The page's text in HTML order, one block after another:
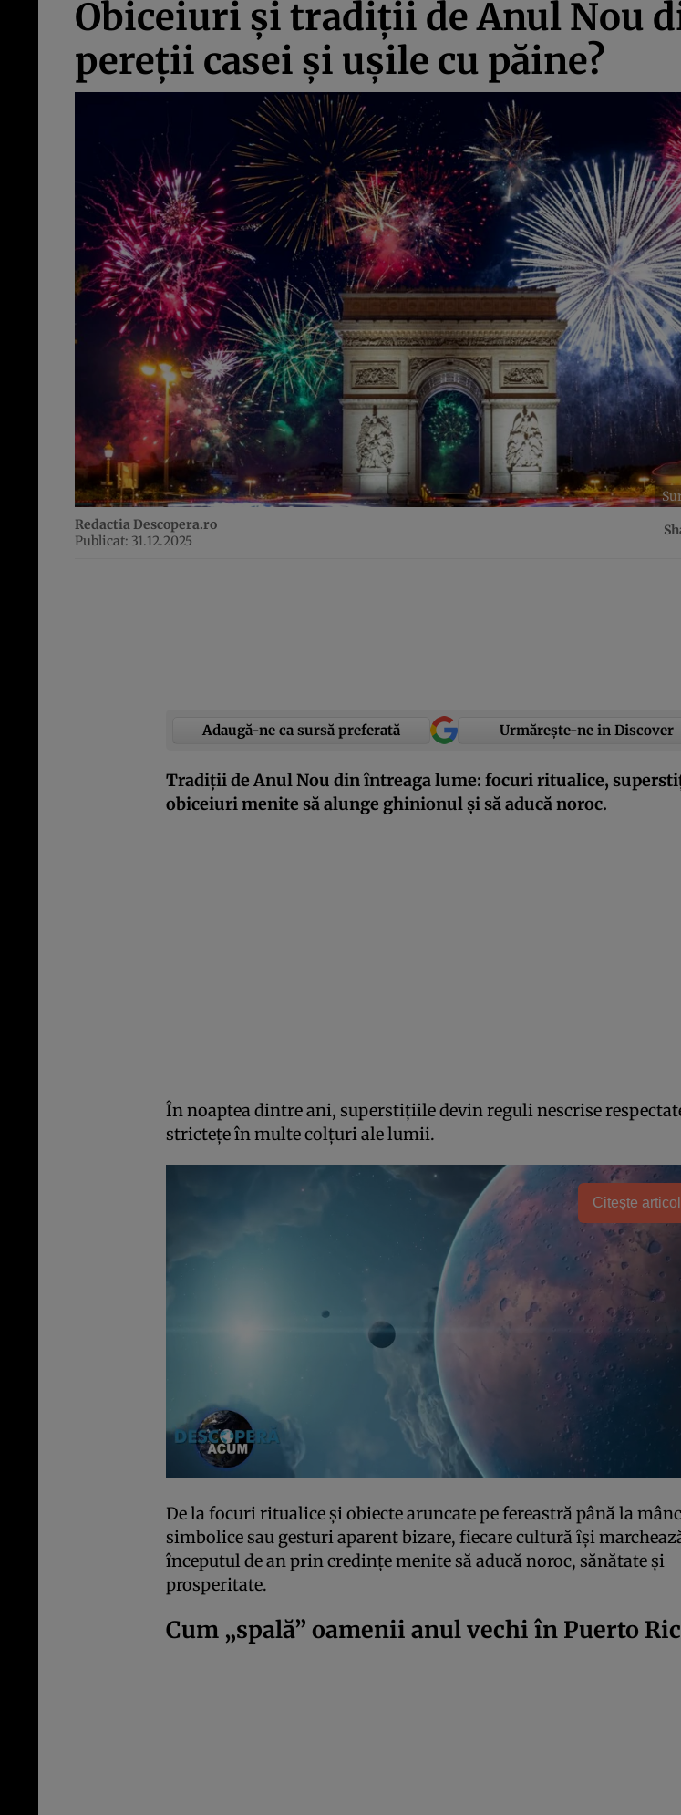
Obiceiuri și tradiții de Anul Nou
pereții casei și ușile cu păine?
Redactia Descopera.ro
Publicat: 31.12.2025
Adaugă-ne ca sursă preferată Urmărește-ne in Discover
Tradiții de Anul Nou din întreaga lume: focuri ritualice,
obiceiuri menite să alunge ghinionul și să aducă noroc.
În noaptea dintre ani, superstițiile devin reguli nescrise
strictețe în multe colțuri ale lumii.
Citește
De la focuri ritualice și obiecte aruncate pe fereastră până la
simbolice sau gesturi aparent bizare, fiecare cultură își
începutul de an prin credințe menite să aducă noroc, sănătate și
prosperitate.
Cum „spală” oamenii anul vechi în Puerto